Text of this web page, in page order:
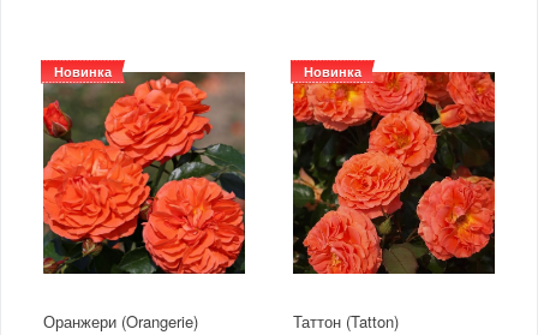
Новинка
Оранжери (Orangerie)
Новинка
Таттон (Tatton)